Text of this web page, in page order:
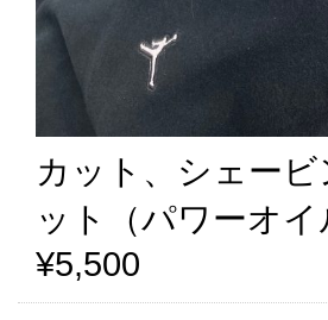
カット、シェー
ット（パワーオイ
¥5,500